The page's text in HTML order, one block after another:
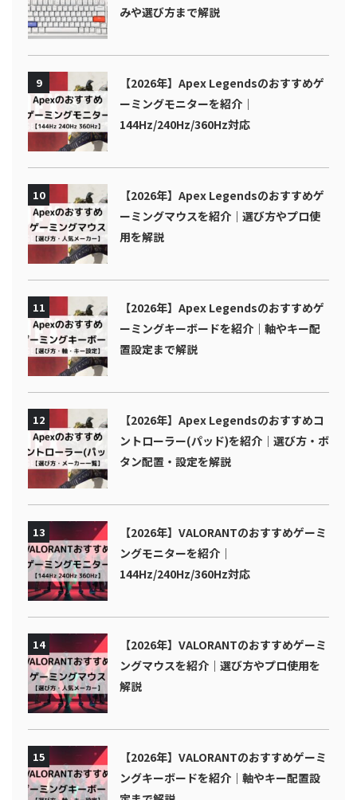
みや選び方まで解説
9
【2026年】Apex Legendsのおすすめゲ
ーミングモニターを紹介｜
144Hz/240Hz/360Hz対応
10
【2026年】Apex Legendsのおすすめゲ
ーミングマウスを紹介｜選び方やプロ使
用を解説
11
【2026年】Apex Legendsのおすすめゲ
ーミングキーボードを紹介｜軸やキー配
置設定まで解説
12
【2026年】Apex Legendsのおすすめコ
ントローラー(パッド)を紹介｜選び方・ボ
タン配置・設定を解説
13
【2026年】VALORANTのおすすめゲーミ
ングモニターを紹介｜
144Hz/240Hz/360Hz対応
14
【2026年】VALORANTのおすすめゲーミ
ングマウスを紹介｜選び方やプロ使用を
解説
15
【2026年】VALORANTのおすすめゲーミ
ングキーボードを紹介｜軸やキー配置設